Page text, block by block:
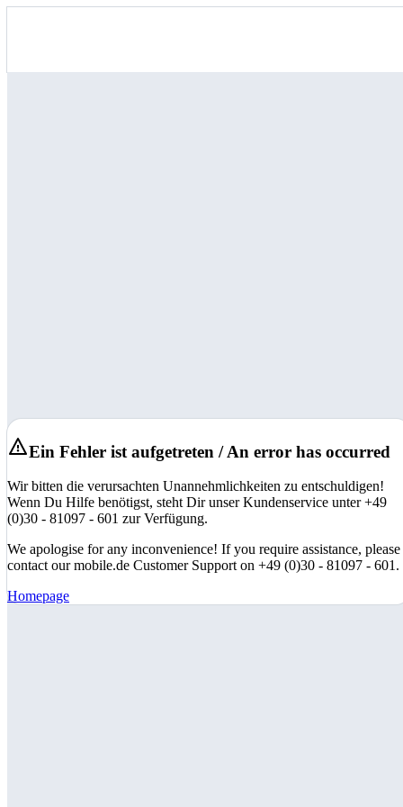
Ein Fehler ist aufgetreten / An error has occurred
Wir bitten die verursachten Unannehmlichkeiten zu entschuldigen!
Wenn Du Hilfe benötigst, steht Dir unser Kundenservice unter +49
(0)30 - 81097 - 601 zur Verfügung.
We apologise for any inconvenience! If you require assistance, please
contact our mobile.de Customer Support on +49 (0)30 - 81097 - 601.
Homepage